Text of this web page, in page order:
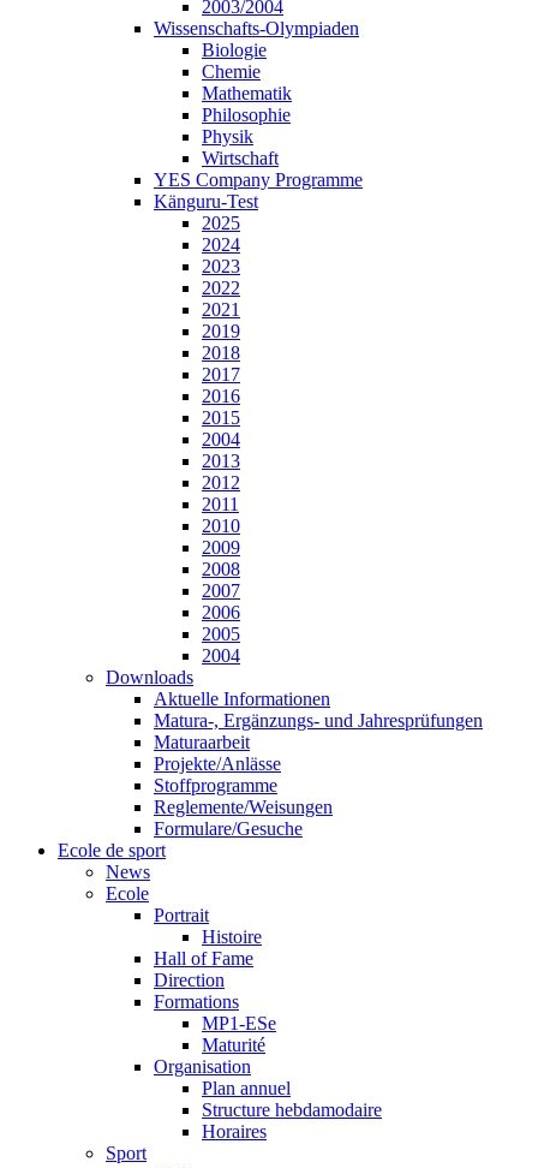
2003/2004
Wissenschafts-Olympiaden
Biologie
Chemie
Mathematik
Philosophie
Physik
Wirtschaft
YES Company Programme
Känguru-Test
2025
2024
2023
2022
2021
2019
2018
2017
2016
2015
2004
2013
2012
2011
2010
2009
2008
2007
2006
2005
2004
Downloads
Aktuelle Informationen
Matura-, Ergänzungs- und Jahresprüfungen
Maturaarbeit
Projekte/Anlässe
Stoffprogramme
Reglemente/Weisungen
Formulare/Gesuche
Ecole de sport
News
Ecole
Portrait
Histoire
Hall of Fame
Direction
Formations
MP1-ESe
Maturité
Organisation
Plan annuel
Structure hebdamodaire
Horaires
Sport